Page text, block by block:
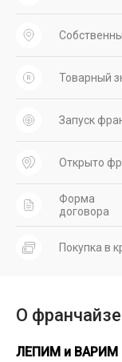
Товарный
Запуск
Открыто
Форма
договора
Покупка в
О
ЛЕПИМ и ВАРИМ